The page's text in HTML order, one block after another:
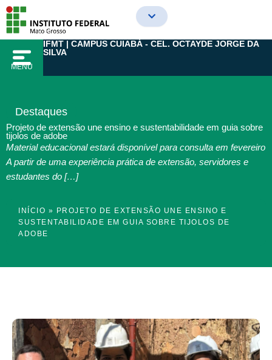
para
conteúdo
MENU
IFMT | CAMPUS CUIABÁ - CEL. OCTAYDE JORGE DA
SILVA
Destaques
Projeto de extensão une ensino e sustentabilidade em guia sobre
tijolos de adobe
Material educacional estará disponível para consulta em fevereiro
A partir de uma experiência prática de extensão, servidores e
estudantes do […]
INÍCIO » PROJETO DE EXTENSÃO UNE ENSINO E
SUSTENTABILIDADE EM GUIA SOBRE TIJOLOS DE
ADOBE